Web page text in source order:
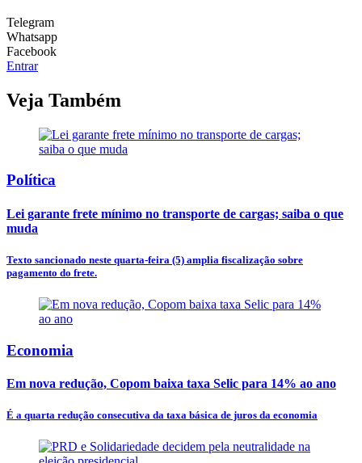
Telegram
Whatsapp
Facebook
Entrar
Veja Também
Política
Lei garante frete mínimo no transporte de cargas; saiba o que
muda
Texto sancionado neste quarta-feira (5) amplia fiscalização sobre
pagamento do frete.
Economia
Em nova redução, Copom baixa taxa Selic para 14% ao ano
É a quarta redução consecutiva da taxa básica de juros da economia